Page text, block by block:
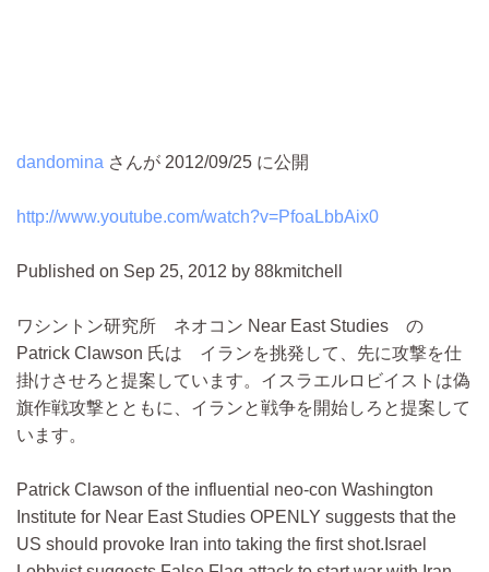
dandomina さんが 2012/09/25 に公開
http://www.youtube.com/watch?v=PfoaLbbAix0
Published on Sep 25, 2012 by 88kmitchell
ワシントン研究所 ネオコン Near East Studies の
Patrick Clawson 氏は イランを挑発して、先に攻撃を仕
掛けさせろと提案しています。イスラエルロビイストは偽
旗作戦攻撃とともに、イランと戦争を開始しろと提案して
います。
Patrick Clawson of the influential neo-con Washington
Institute for Near East Studies OPENLY suggests that the
US should provoke Iran into taking the first shot.Israel